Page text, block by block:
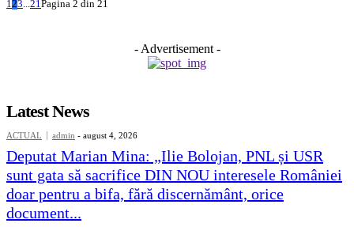
1 23 21 Pagina 2 din 21
- Advertisement -
Latest News
ACTUAL admin - august 4, 2026
Deputat Marian Mina: „Ilie Bolojan, PNL și USR
sunt gata să sacrifice DIN NOU interesele României
doar pentru a bifa, fără discernământ, orice
document...